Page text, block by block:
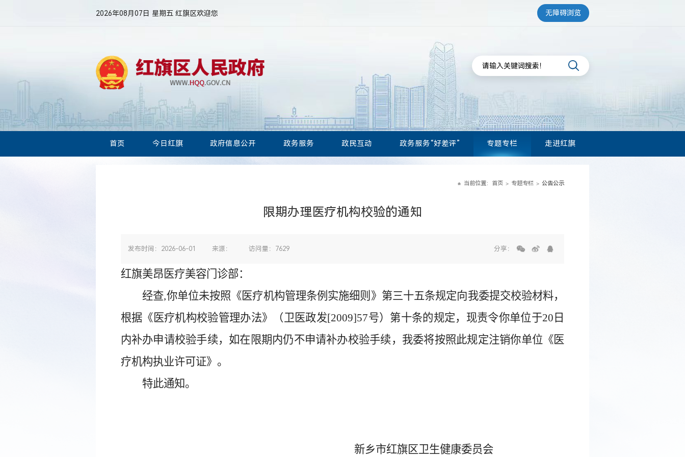
2026年08月07日 星期五 红旗区欢迎您 无障碍浏览
首页 今日红旗 政府信息公开 政务服务 政民互动 政务服务“好差评” 专题专栏 走进红旗
当前位置： 首页 > 专题专栏 > 公告公示
限期办理医疗机构校验的通知
发布时间：2026-06-01 来源： 访问量：7629 分享：
红旗美昂医疗美容门诊部：
经查,你单位未按照 《医疗机构管理条例实施细则》第三十五条规定向我委提交校验材料，
根据《医疗机构校验管理办法》（卫医政发[2009]57号）第十条的规定，现责令你单位于20日
内补办申请校验手续，如在限期内仍不申请补办校验手续，我委将按照此规定注销你单位《医
疗机构执业许可证》。
特此通知。
新乡市红旗区卫生健康委员会